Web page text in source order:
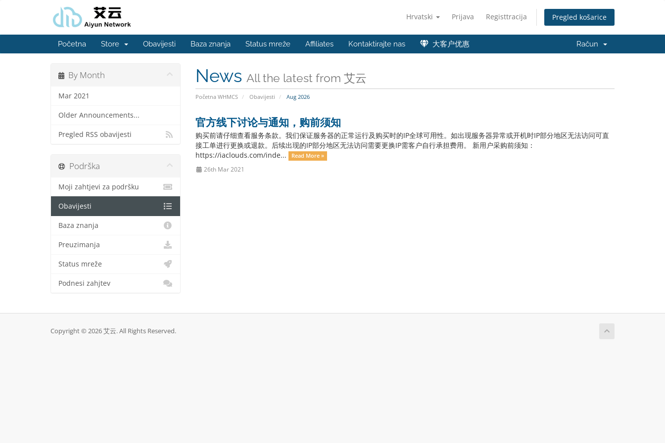
Hrvatski Prijava Registtracija Pregled košarice
Početna Store Obavijesti Baza znanja Status mreže Affiliates Kontaktirajte nas 大客户优惠 Račun
News All the latest from 艾云
Početna WHMCS Obavijesti Aug 2026
By Month
Mar 2021
Older Announcements...
Pregled RSS obavijesti
官方线下讨论与通知，购前须知
购买前请仔细查看服务条款。我们保证服务器的正常运行及购买时的IP全球可用性。如出现服务器异常或开机时IP部分地区无法访问可直
接工单进行更换或退款。后续出现的IP部分地区无法访问需要更换IP需客户自行承担费用。 新用户采购前须知：
https://iaclouds.com/inde...
Read More »
26th Mar 2021
Podrška
Moji zahtjevi za podršku
Obavijesti
Baza znanja
Preuzimanja
Status mreže
Podnesi zahjtev
Copyright © 2026 艾云. All Rights Reserved.